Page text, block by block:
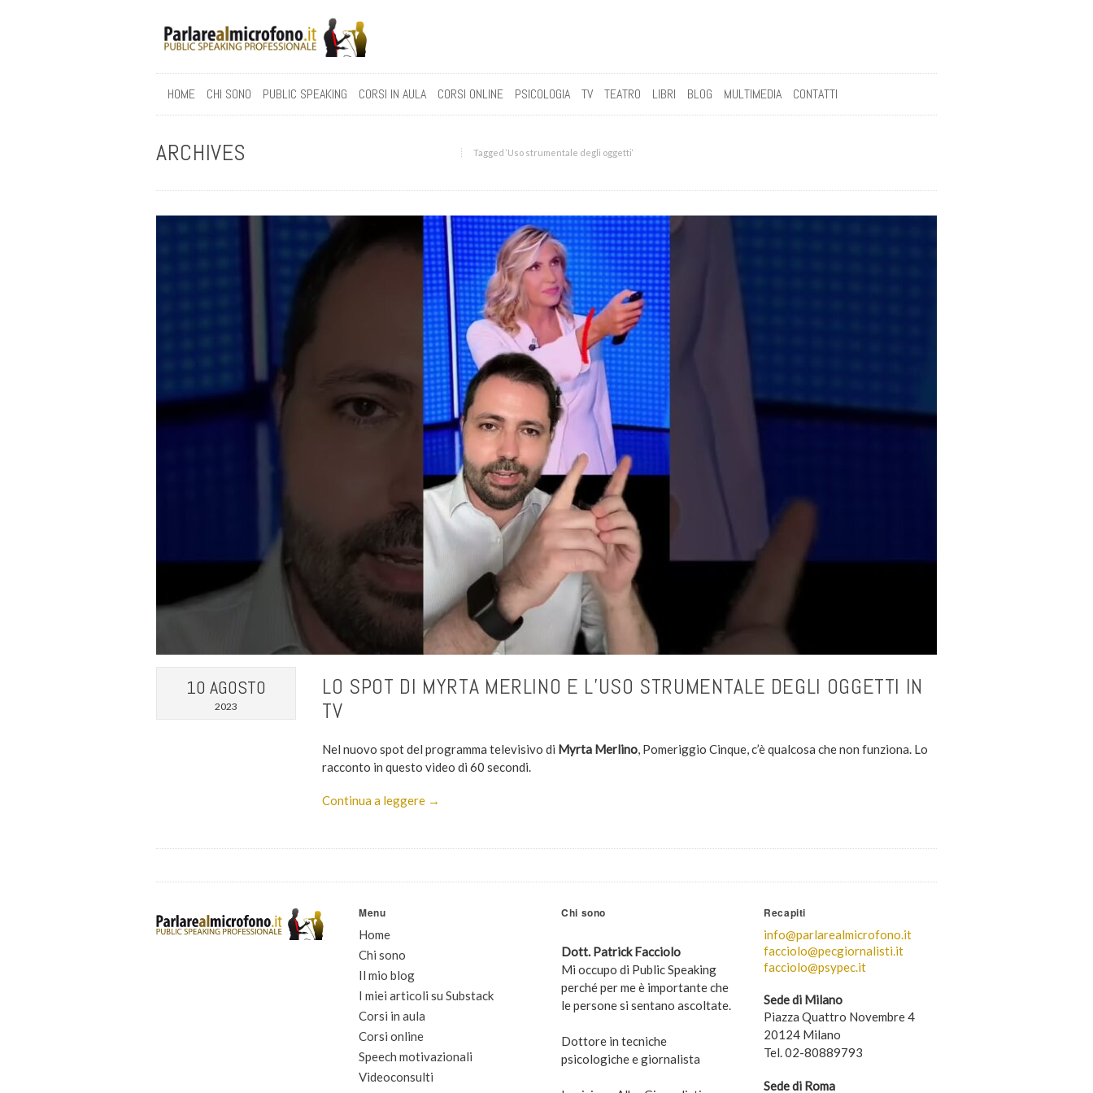
HOME CHI SONO PUBLIC SPEAKING CORSI IN AULA CORSI ONLINE PSICOLOGIA TV TEATRO LIBRI BLOG MULTIMEDIA CONTATTI
ARCHIVES Tagged ‘Uso strumentale degli oggetti‘
10 AGOSTO
2023
LO SPOT DI MYRTA MERLINO E L’USO STRUMENTALE DEGLI OGGETTI IN
TV
Nel nuovo spot del programma televisivo di Myrta Merlino, Pomeriggio Cinque, c’è qualcosa che non funziona. Lo
racconto in questo video di 60 secondi.
Continua a leggere →
Menu
Home
Chi sono
Il mio blog
I miei articoli su Substack
Corsi in aula
Corsi online
Speech motivazionali
Videoconsulti
Chi sono
Dott. Patrick Facciolo
Mi occupo di Public Speaking
perché per me è importante che
le persone si sentano ascoltate.
Dottore in tecniche
psicologiche e giornalista
Recapiti
info@parlarealmicrofono.it
facciolo@pecgiornalisti.it
facciolo@psypec.it
Sede di Milano
Piazza Quattro Novembre 4
20124 Milano
Tel. 02-80889793
Sede di Roma